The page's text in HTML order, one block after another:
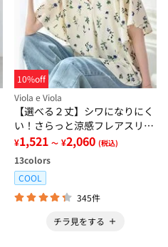
10%off
Viola e Viola
【選べる２丈】シワになりにく
い！さらっと涼感フレアスリー
ブブラウス
¥1,521 ～ ¥2,060 (税込)
13colors
COOL
345件
チラ見をする